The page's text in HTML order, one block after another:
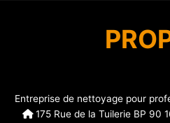
Entreprise de nettoyage pour
175 Rue de la Tuilerie BP 90